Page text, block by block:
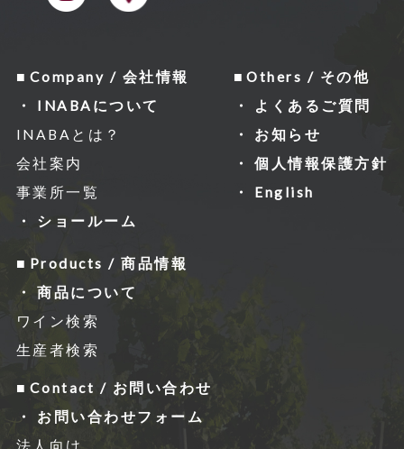
Company / 会社情報
INABAについて
INABAとは？
会社案内
事業所一覧
ショールーム
Products / 商品情報
商品について
ワイン検索
生産者検索
Others / その他
よくあるご質問
お知らせ
個人情報保護方針
English
Contact / お問い合わせ
お問い合わせフォーム
法人向け